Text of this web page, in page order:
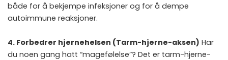
både for å bekjempe infeksjoner og for å dempe
autoimmune reaksjoner.
4. Forbedrer hjernehelsen (Tarm-hjerne-aksen) Har
du noen gang hatt “magefølelse”? Det er tarm-hjerne-